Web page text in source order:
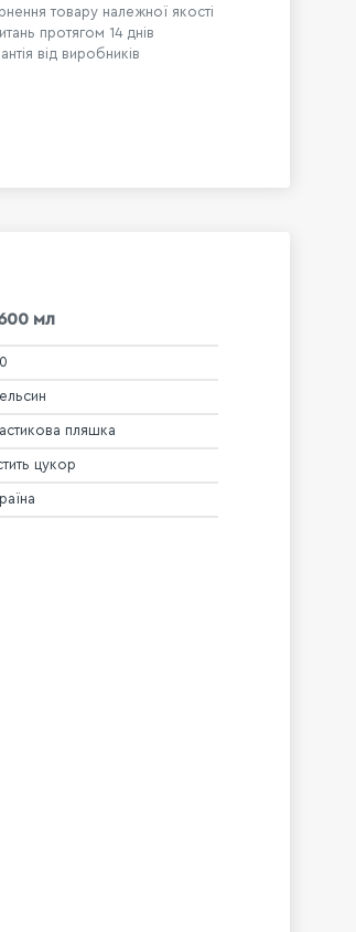
товару належної якості
протягом 14 днів
від виробників
мл
пляшка
цукор